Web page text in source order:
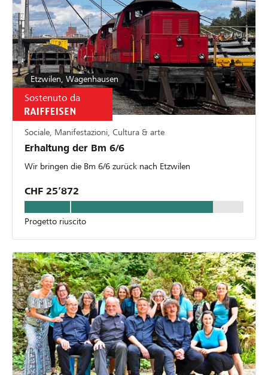
Etzwilen, Wagenhausen
Sostenuto da
Sociale, Manifestazioni, Cultura & arte
Erhaltung der Bm 6/6
Wir bringen die Bm 6/6 zurück nach Etzwilen
CHF 25’872
Progetto riuscito